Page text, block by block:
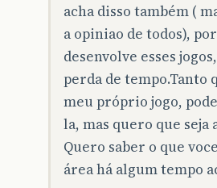
acha disso também (
a opiniao de todos),
desenvolve esses
perda de tempo.Tanto
meu próprio jogo,
la, mas quero que seja
Quero saber o que
área há algum tempo